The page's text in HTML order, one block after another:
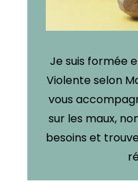
Je suis formée
Violente selon
vous
sur les maux,
besoins et